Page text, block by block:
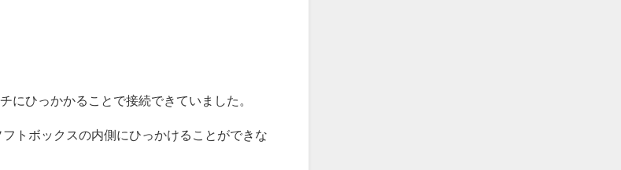
にひっかかることで接続できていました。
トボックスの内側にひっかけることができな